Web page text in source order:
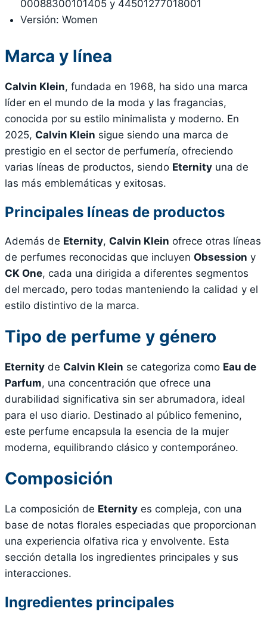
00088300101405 y 44501277018001
Versión: Women
Marca y línea
Calvin Klein, fundada en 1968, ha sido una marca
líder en el mundo de la moda y las fragancias,
conocida por su estilo minimalista y moderno. En
2025, Calvin Klein sigue siendo una marca de
prestigio en el sector de perfumería, ofreciendo
varias líneas de productos, siendo Eternity una de
las más emblemáticas y exitosas.
Principales líneas de productos
Además de Eternity, Calvin Klein ofrece otras líneas
de perfumes reconocidas que incluyen Obsession y
CK One, cada una dirigida a diferentes segmentos
del mercado, pero todas manteniendo la calidad y el
estilo distintivo de la marca.
Tipo de perfume y género
Eternity de Calvin Klein se categoriza como Eau de
Parfum, una concentración que ofrece una
durabilidad significativa sin ser abrumadora, ideal
para el uso diario. Destinado al público femenino,
este perfume encapsula la esencia de la mujer
moderna, equilibrando clásico y contemporáneo.
Composición
La composición de Eternity es compleja, con una
base de notas florales especiadas que proporcionan
una experiencia olfativa rica y envolvente. Esta
sección detalla los ingredientes principales y sus
interacciones.
Ingredientes principales